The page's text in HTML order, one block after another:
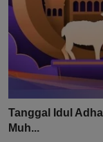
Tanggal Idul
Muh...